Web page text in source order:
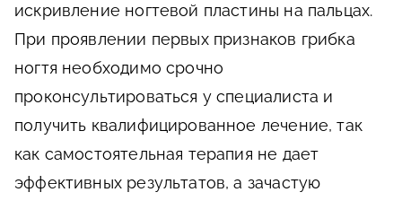
искривление ногтевой пластины на пальцах.
При проявлении первых признаков грибка
ногтя необходимо срочно
проконсультироваться у специалиста и
получить квалифицированное лечение, так
как самостоятельная терапия не дает
эффективных результатов, а зачастую